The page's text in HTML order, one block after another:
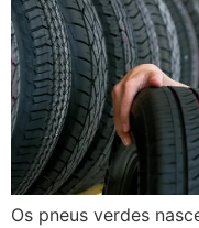
Os pneus verdes